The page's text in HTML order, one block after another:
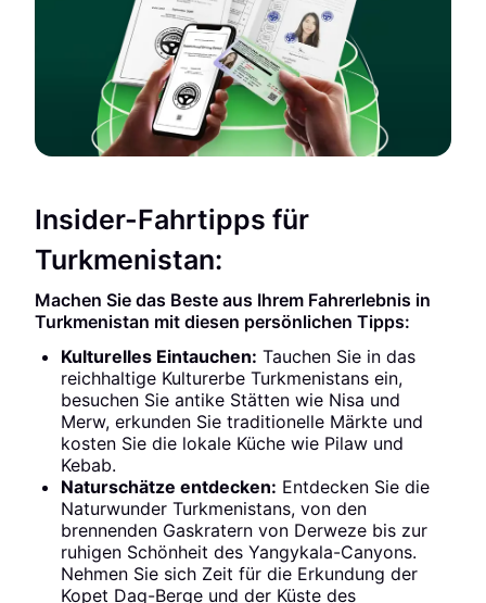
Insider-Fahrtipps für
Turkmenistan:
Machen Sie das Beste aus Ihrem Fahrerlebnis in
Turkmenistan mit diesen persönlichen Tipps:
Kulturelles Eintauchen: Tauchen Sie in das
reichhaltige Kulturerbe Turkmenistans ein,
besuchen Sie antike Stätten wie Nisa und
Merw, erkunden Sie traditionelle Märkte und
kosten Sie die lokale Küche wie Pilaw und
Kebab.
Naturschätze entdecken: Entdecken Sie die
Naturwunder Turkmenistans, von den
brennenden Gaskratern von Derweze bis zur
ruhigen Schönheit des Yangykala-Canyons.
Nehmen Sie sich Zeit für die Erkundung der
Kopet Dag-Berge und der Küste des